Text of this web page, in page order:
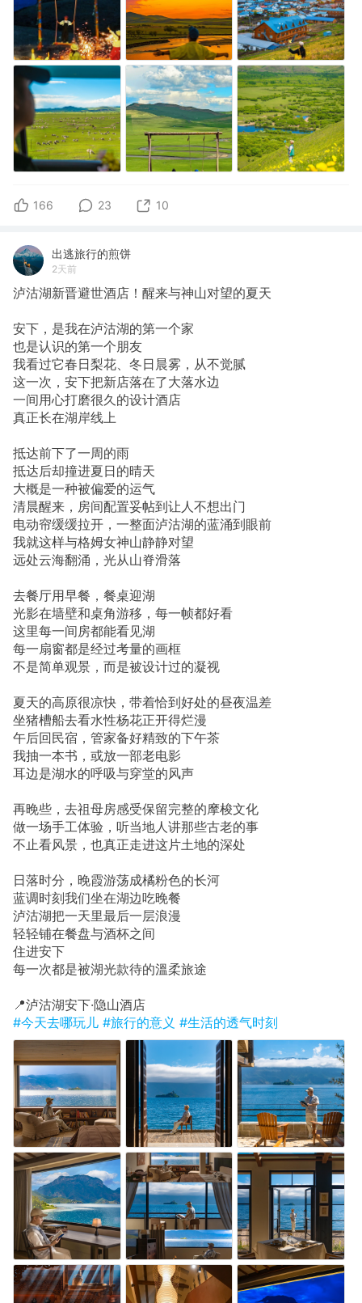
166 23 10
出逃旅行的煎饼
2天前
泸沽湖新晋避世酒店！醒来与神山对望的夏天
安下，是我在泸沽湖的第一个家
也是认识的第一个朋友
我看过它春日梨花、冬日晨雾，从不觉腻
这一次，安下把新店落在了大落水边
一间用心打磨很久的设计酒店
真正长在湖岸线上
抵达前下了一周的雨
抵达后却撞进夏日的晴天
大概是一种被偏爱的运气
清晨醒来，房间配置妥帖到让人不想出门
电动帘缓缓拉开，一整面泸沽湖的蓝涌到眼前
我就这样与格姆女神山静静对望
远处云海翻涌，光从山脊滑落
去餐厅用早餐，餐桌迎湖
光影在墙壁和桌角游移，每一帧都好看
这里每一间房都能看见湖
每一扇窗都是经过考量的画框
不是简单观景，而是被设计过的凝视
夏天的高原很凉快，带着恰到好处的昼夜温差
坐猪槽船去看水性杨花正开得烂漫
午后回民宿，管家备好精致的下午茶
我抽一本书，或放一部老电影
耳边是湖水的呼吸与穿堂的风声
再晚些，去祖母房感受保留完整的摩梭文化
做一场手工体验，听当地人讲那些古老的事
不止看风景，也真正走进这片土地的深处
日落时分，晚霞游荡成橘粉色的长河
蓝调时刻我们坐在湖边吃晚餐
泸沽湖把一天里最后一层浪漫
轻轻铺在餐盘与酒杯之间
住进安下
每一次都是被湖光款待的溫柔旅途
📍泸沽湖安下·隐山酒店
#今天去哪玩儿 #旅行的意义 #生活的透气时刻